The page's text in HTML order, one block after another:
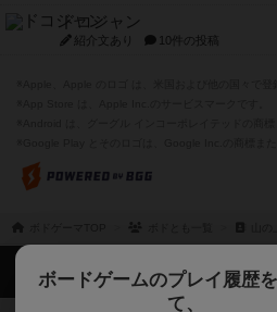
ドコジャン
紹介文あり 10件の投稿
山の
ボードゲームのプレイ履歴
て、
ボドゲーマTOP